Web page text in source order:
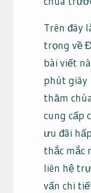
Trên đây
trọng về
bài viết
phút giây
thăm
cung cấp
ưu đãi
thắc mắc
liên hệ
vấn chi